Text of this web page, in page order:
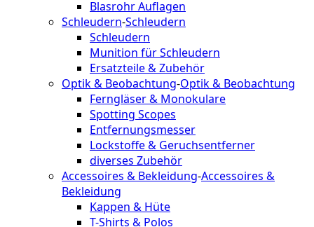
Blasrohr Auflagen
Schleudern-Schleudern
Schleudern
Munition für Schleudern
Ersatzteile & Zubehör
Optik & Beobachtung-Optik & Beobachtung
Ferngläser & Monokulare
Spotting Scopes
Entfernungsmesser
Lockstoffe & Geruchsentferner
diverses Zubehör
Accessoires & Bekleidung-Accessoires &
Bekleidung
Kappen & Hüte
T-Shirts & Polos